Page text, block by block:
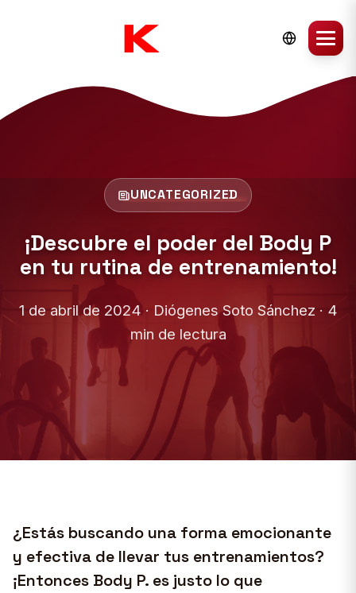
UNCATEGORIZED
¡Descubre el poder del Body P
en tu rutina de entrenamiento!
1 de abril de 2024 · Diógenes Soto Sánchez · 4
min de lectura
¿Estás buscando una forma emocionante
y efectiva de llevar tus entrenamientos?
¡Entonces Body P. es justo lo que